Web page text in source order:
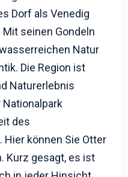
Dorf als Venedig
seinen Gondeln
Natur
Die Region ist
Naturerlebnis
des
können Sie Otter
Kurz gesagt, es ist
in jeder Hinsicht